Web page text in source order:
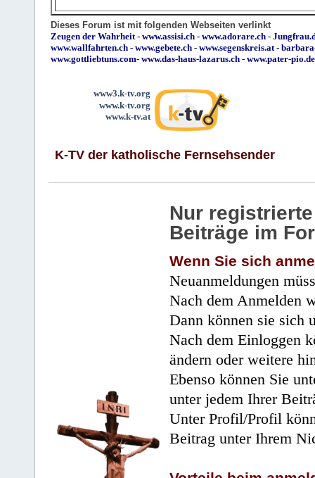
Dieses Forum ist mit folgenden Webseiten verlinkt
Zeugen der Wahrheit - www.assisi.ch - www.adorare.ch -
www.wallfahrten.ch - www.gebete.ch - www.segenskreis.at -
www.gottliebtuns.com- www.das-haus-lazarus.ch - www.pater-pio.de
www3.k-tv.org
www.k-tv.org
www.k-tv.at
K-TV der katholische Fernsehsender
Nur
Beiträge im
Wenn Sie sich
Neuanmeldungen
Nach dem Anmelden
Dann können sie sich
Nach dem Einloggen
ändern oder weitere
Ebenso können Sie
unter jedem Ihrer
Unter Profil/Profil
Beitrag unter Ihrem